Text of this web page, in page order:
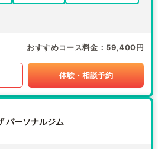
おすすめコース料金 59,400円
体験・相談予約
パーソナルジム